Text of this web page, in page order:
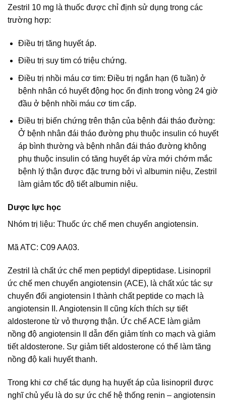
Zestril 10 mg là thuốc được chỉ định sử dụng trong các
trường hợp:
Ðiều trị tăng huyết áp.
Điều trị suy tim có triệu chứng.
Ðiều trị nhồi máu cơ tim: Điều trị ngắn hạn (6 tuần) ở
bệnh nhân có huyết động học ổn định trong vòng 24 giờ
đầu ở bệnh nhồi máu cơ tim cấp.
Điều trị biến chứng trên thận của bệnh đái tháo đường:
Ở bệnh nhân đái tháo đường phụ thuộc insulin có huyết
áp bình thường và bệnh nhân đái tháo đường không
phụ thuộc insulin có tăng huyết áp vừa mới chớm mắc
bệnh lý thận được đặc trưng bởi vì albumin niệu, Zestril
làm giảm tốc độ tiết albumin niệu.
Dược lực học
Nhóm trị liệu: Thuốc ức chế men chuyển angiotensin.
Mã ATC: C09 AA03.
Zestril là chất ức chế men peptidyl dipeptidase. Lisinopril
ức chế men chuyển angiotensin (ACE), là chất xúc tác sự
chuyển đổi angiotensin I thành chất peptide co mạch là
angiotensin II. Angiotensin II cũng kích thích sự tiết
aldosterone từ vỏ thượng thận. Ức chế ACE làm giảm
nồng độ angiotensin II dẫn đến giảm tính co mạch và giảm
tiết aldosterone. Sự giảm tiết aldosterone có thể làm tăng
nồng độ kali huyết thanh.
Trong khi cơ chế tác dụng hạ huyết áp của Iisinopril được
nghĩ chủ yếu là do sự ức chế hệ thống renin – angiotensin